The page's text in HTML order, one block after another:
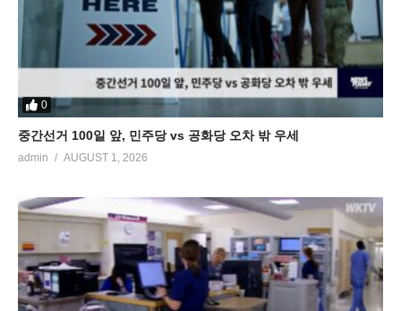
0
중간선거 100일 앞, 민주당 vs 공화당 오차 밖 우세
admin AUGUST 1, 2026